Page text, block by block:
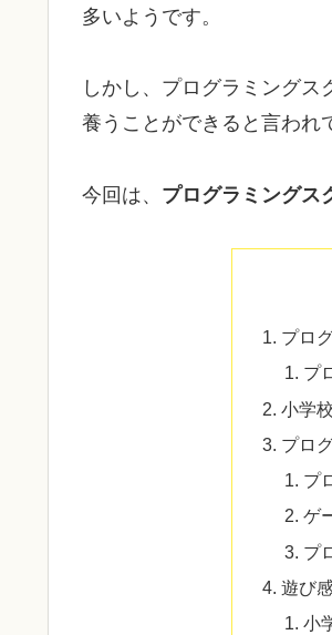
多いようです。
しかし、プログラミング
養うことができると言われ
今回は、 プログラミングス
プロ
プ
小学
プロ
プ
ゲ
プ
遊び
小